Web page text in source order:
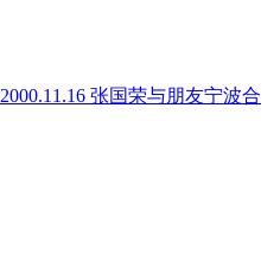
2000.11.16 张国荣与朋友宁波合